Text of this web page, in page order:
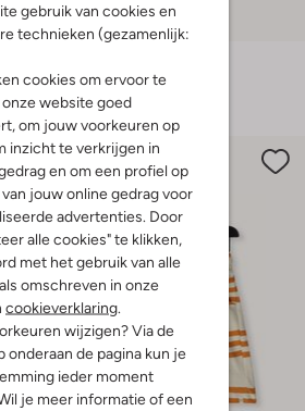
gebruik van cookies en
technieken (gezamenlijk:
cookies om ervoor te
website goed
om jouw voorkeuren op
inzicht te verkrijgen in
en om een profiel op
jouw online gedrag voor
advertenties. Door
alle cookies" te klikken,
met het gebruik van alle
omschreven in onze
cookieverklaring.
wijzigen? Via de
onderaan de pagina kun je
ieder moment
je meer informatie of een
-50%
Flared broek
€ 42,99